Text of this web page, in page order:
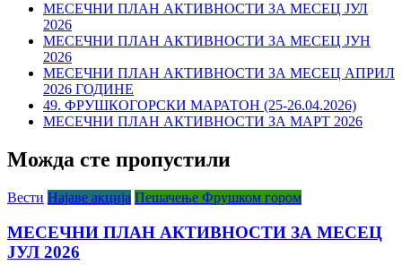
МЕСЕЧНИ ПЛАН АКТИВНОСТИ ЗА МЕСЕЦ ЈУЛ
2026
МЕСЕЧНИ ПЛАН АКТИВНОСТИ ЗА МЕСЕЦ ЈУН
2026
МЕСЕЧНИ ПЛАН АКТИВНОСТИ ЗА МЕСЕЦ АПРИЛ
2026 ГОДИНЕ
49. ФРУШКОГОРСКИ МАРАТОН (25-26.04.2026)
МЕСЕЧНИ ПЛАН АКТИВНОСТИ ЗА МАРТ 2026
Можда сте пропустили
Вести Најаве акција Пешачење Фрушком гором
МЕСЕЧНИ ПЛАН АКТИВНОСТИ ЗА МЕСЕЦ
ЈУЛ 2026